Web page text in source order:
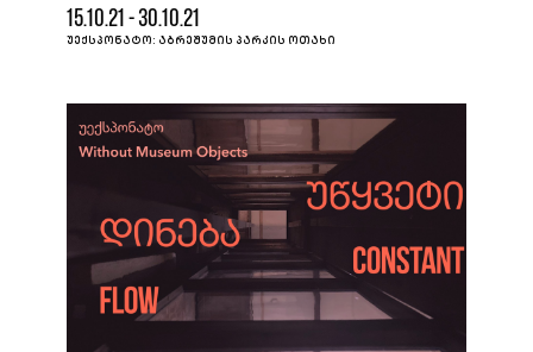
15.10.21 - 30.10.21
ᲣᲔᲥᲡᲞᲝᲜᲐᲢᲝ: ᲐᲑᲠᲔᲨᲣᲛᲘᲡ ᲞᲐᲠᲙᲘᲡ ᲝᲗᲐᲮᲘ